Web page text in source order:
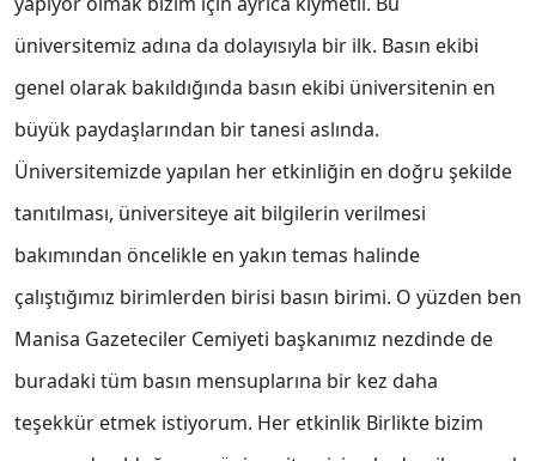
üniversitemiz adına da dolayısıyla bir ilk. Basın ekibi
genel olarak bakıldığında basın ekibi üniversitenin en
büyük paydaşlarından bir tanesi aslında.
Üniversitemizde yapılan her etkinliğin en doğru şekilde
tanıtılması, üniversiteye ait bilgilerin verilmesi
bakımından öncelikle en yakın temas halinde
çalıştığımız birimlerden birisi basın birimi. O yüzden ben
Manisa Gazeteciler Cemiyeti başkanımız nezdinde de
buradaki tüm basın mensuplarına bir kez daha
teşekkür etmek istiyorum. Her etkinlik Birlikte bizim